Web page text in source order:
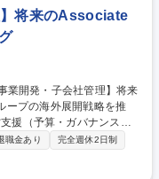
京/国際
Director候補
】将来のAssociate
援（予算・ガバナンス）
・拡大のリードまで幅広く
展開に資する成長戦略
職金あり
完全週休2日制